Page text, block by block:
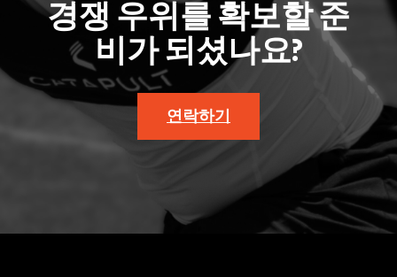
경쟁 우위를 확보할 준
비가 되셨나요?
연락하기